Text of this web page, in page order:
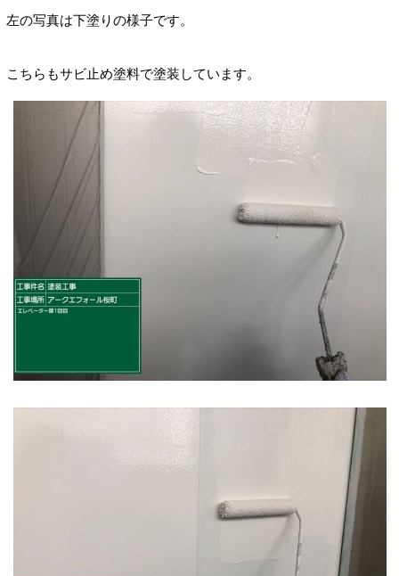
左の写真は下塗りの様子です。
こちらもサビ止め塗料で塗装しています。